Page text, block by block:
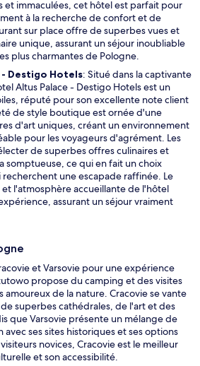
l
e
f
e
n
ê
t
r
e
e
d
a
n
s
u
n
e
n
o
u
v
e
l
l
e
f
r
e
et immaculées, cet hôtel est parfait pour
à la recherche de confort et de
sur place offre de superbes vues et
unique, assurant un séjour inoubliable
plus charmantes de Pologne.
Destigo HotelsS
’
o
u
v
r
e
d
a
n
s
o
u
v
e
l
l
e
f
: Situé dans la captivante
Altus Palace - Destigo Hotels est un
réputé pour son excellente note client
de style boutique est ornée d'une
d'art uniques, créant un environnement
pour les voyageurs d'agrément. Les
de superbes offres culinaires et
somptueuse, ce qui en fait un choix
une escapade raffinée. Le
l'atmosphère accueillante de l'hôtel
assurant un séjour vraiment
et Varsovie pour une expérience
propose du camping et des visites
amoureux de la nature. Cracovie se vante
superbes cathédrales, de l'art et des
que Varsovie présente un mélange de
ses sites historiques et ses options
novices, Cracovie est le meilleur
et son accessibilité.